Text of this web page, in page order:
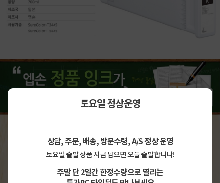
토요일 정상운영
상담, 주문, 배송, 방문수령, A/S 정상 운영
토요일 출발 상품 지금 담으면 오늘 출발합니다!
주말 단 2일간 한정수량으로 열리는